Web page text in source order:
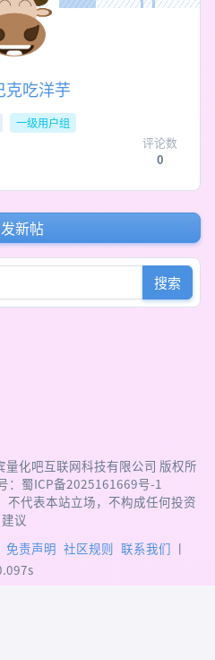
克吃洋芋
一级用户组
评论数
0
发新帖
搜索
量化吧互联网科技有限公司 版权所
蜀ICP备2025161669号-1
不代表本站立场，不构成任何投资
建议
免责声明 社区规则 联系我们 丨